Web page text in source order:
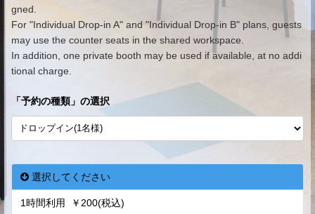
gned.
For "Individual Drop-in A" and "Individual Drop-in B" plans, guests
may use the counter seats in the shared workspace.
In addition, one private booth may be used if available, at no addi
tional charge.
「予約の種類 」の選択
選択してください
1時間利用 ￥200(税込)